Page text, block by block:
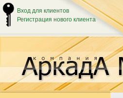
Вход для клиентов
Регистрация нового клиента